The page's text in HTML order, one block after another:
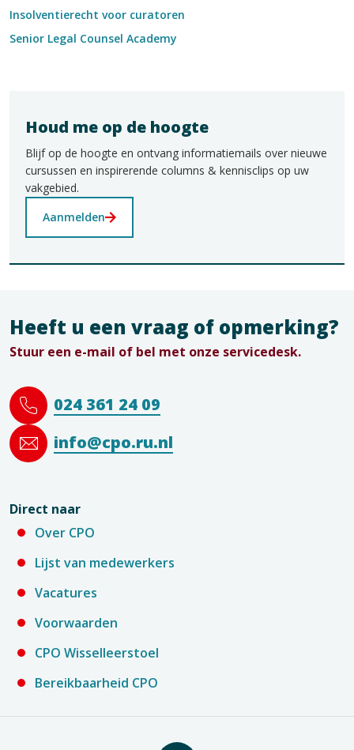
Insolventierecht voor curatoren
Senior Legal Counsel Academy
Houd me op de hoogte
Blijf op de hoogte en ontvang informatiemails over nieuwe
cursussen en inspirerende columns & kennisclips op uw
vakgebied.
Aanmelden
Heeft u een vraag of opmerking?
Stuur een e-mail of bel met onze servicedesk.
024 361 24 09
info@cpo.ru.nl
Direct naar
Over CPO
Lijst van medewerkers
Vacatures
Voorwaarden
CPO Wisselleerstoel
Bereikbaarheid CPO